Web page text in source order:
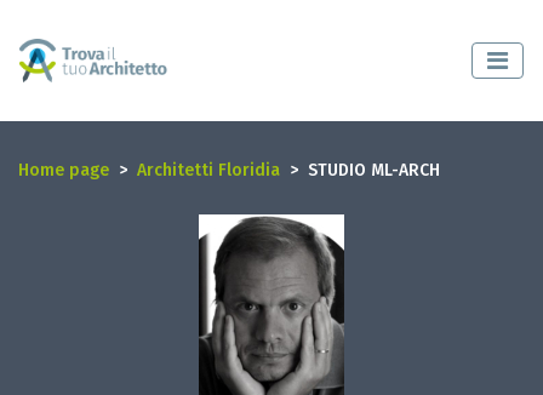
Home page Architetti Floridia STUDIO ML-ARCH